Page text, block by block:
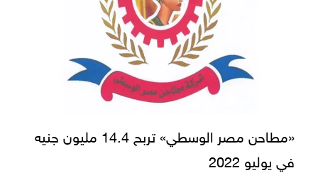
«مطاحن مصر الوسطي» تربح 14.4 مليون جنيه
في يوليو 2022